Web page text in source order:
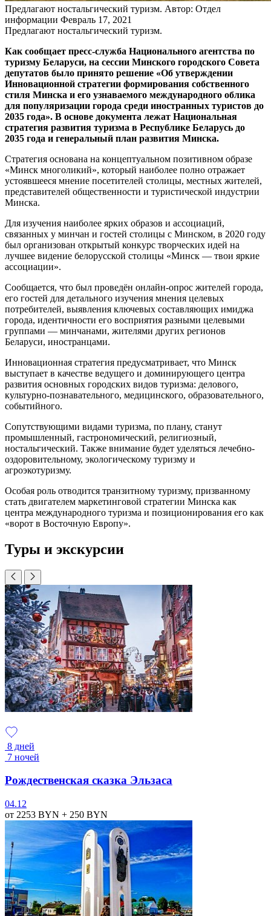
Предлагают ностальгический туризм. Автор: Отдел
информации Февраль 17, 2021
Предлагают ностальгический туризм.
Как сообщает пресс-служба Национального агентства по
туризму Беларуси, на сессии Минского городского Совета
депутатов было принято решение «Об утверждении
Инновационной стратегии формирования собственного
стиля Минска и его узнаваемого международного облика
для популяризации города среди иностранных туристов до
2035 года». В основе документа лежат Национальная
стратегия развития туризма в Республике Беларусь до
2035 года и генеральный план развития Минска.
Стратегия основана на концептуальном позитивном образе
«Минск многоликий», который наиболее полно отражает
устоявшееся мнение посетителей столицы, местных жителей,
представителей общественности и туристической индустрии
Минска.
Для изучения наиболее ярких образов и ассоциаций,
связанных у минчан и гостей столицы с Минском, в 2020 году
был организован открытый конкурс творческих идей на
лучшее видение белорусской столицы «Минск — твои яркие
ассоциации».
Сообщается, что был проведён онлайн-опрос жителей города,
его гостей для детального изучения мнения целевых
потребителей, выявления ключевых составляющих имиджа
города, идентичности его восприятия разными целевыми
группами — минчанами, жителями других регионов
Беларуси, иностранцами.
Инновационная стратегия предусматривает, что Минск
выступает в качестве ведущего и доминирующего центра
развития основных городских видов туризма: делового,
культурно-познавательного, медицинского, образовательного,
событийного.
Сопутствующими видами туризма, по плану, станут
промышленный, гастрономический, религиозный,
ностальгический. Также внимание будет уделяться лечебно-
оздоровительному, экологическому туризму и
агроэкотуризму.
Особая роль отводится транзитному туризму, призванному
стать двигателем маркетинговой стратегии Минска как
центра международного туризма и позиционирования его как
«ворот в Восточную Европу».
Туры и экскурсии
8 дней
7 ночей
Рождественская сказка Эльзаса
04.12
от 2253 BYN + 250 BYN